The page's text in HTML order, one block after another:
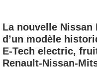
La nouvelle Nissan
d’un modèle
E‑Tech electric,